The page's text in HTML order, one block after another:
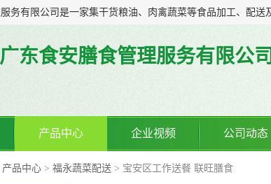
广东食安膳食管理服务有限公司
产品中心 企业视频 公司动态
产品中心 > 福永蔬菜配送 > 宝安区工作送餐 联旺膳食